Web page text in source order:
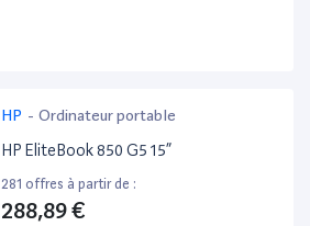
HP - Ordinateur portable
HP EliteBook 850 G5 15”
281 offres à partir de :
288,89 €